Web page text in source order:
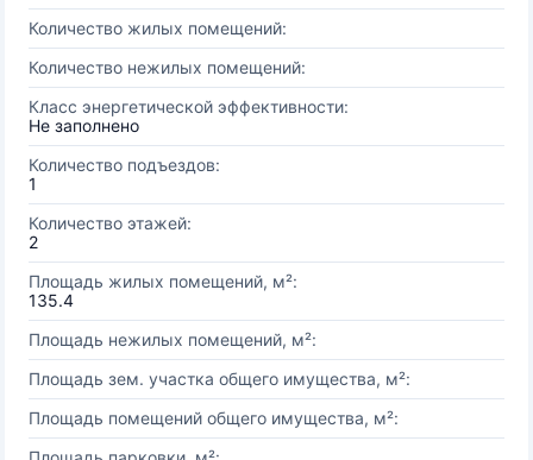
Количество жилых помещений:
Количество нежилых помещений:
Класс энергетической эффективности:
Не заполнено
Количество подъездов:
1
Количество этажей:
2
Площадь жилых помещений, м²:
135.4
Площадь нежилых помещений, м²:
Площадь зем. участка общего имущества, м²:
Площадь помещений общего имущества, м²: